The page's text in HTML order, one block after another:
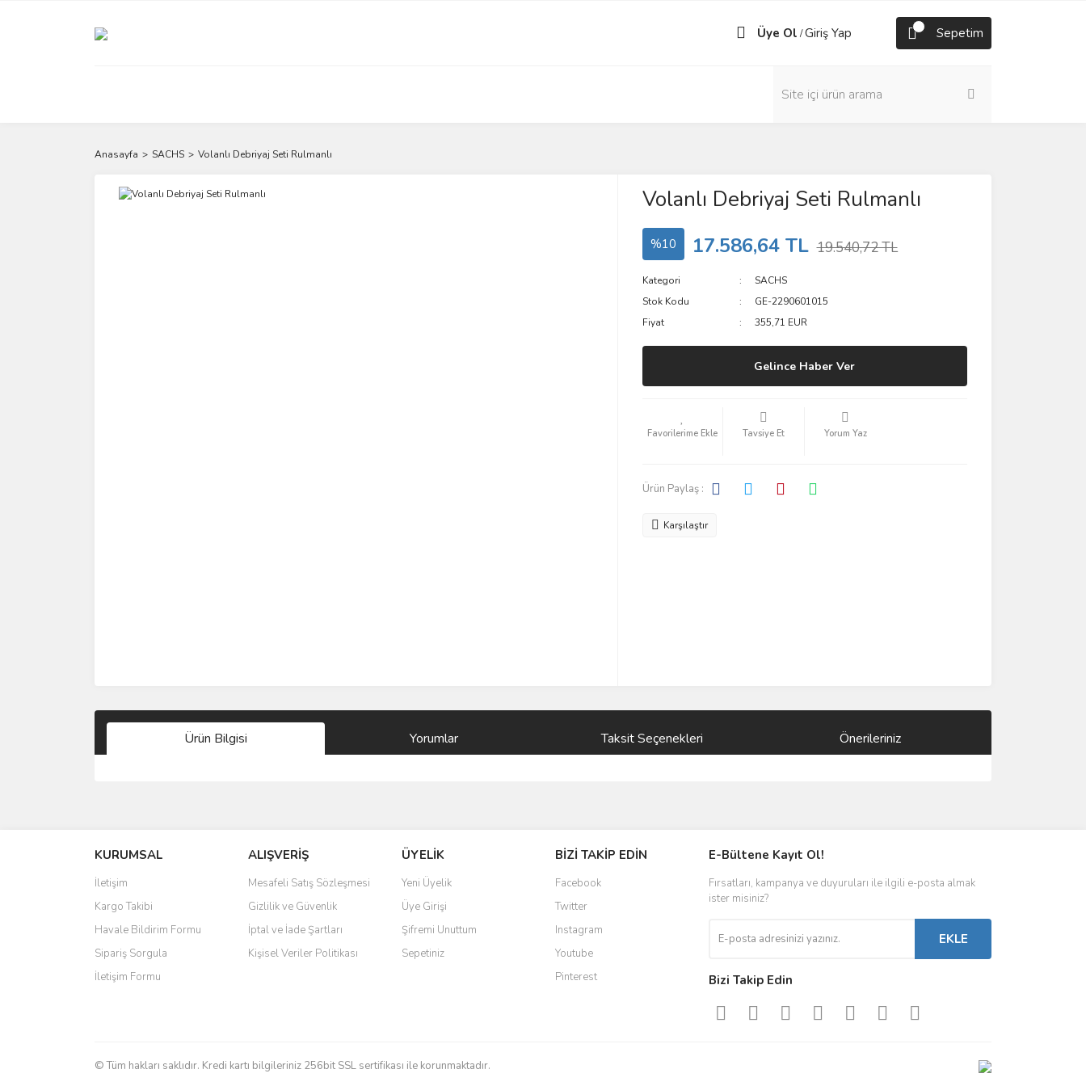
Üye Ol /Giriş Yap Sepetim
Anasayfa SACHS Volanlı Debriyaj Seti Rulmanlı
Volanlı Debriyaj Seti Rulmanlı
%10 17.586,64 TL 19.540,72 TL
Kategori
SACHS
Stok Kodu
GE-2290601015
Fiyat
355,71 EUR
Gelince Haber Ver
Tavsiye Et Yorum Yaz
Ürün Paylaş :
Karşılaştır
Ürün Bilgisi Yorumlar Taksit Seçenekleri Önerileriniz
Ürün resmi kalitesiz, bozuk veya görüntülenemiyor.
Ürün açıklamasında eksik bilgiler bulunuyor.
Ürün bilgilerinde hatalar bulunuyor.
Ürün fiyatı diğer sitelerden daha pahalı.
Bu ürüne benzer farklı alternatifler olmalı.
KURUMSAL
İletişim
Kargo Takibi
Havale Bildirim Formu
Sipariş Sorgula
İletişim Formu
ALIŞVERİŞ
Mesafeli Satış Sözleşmesi
Gizlilik ve Güvenlik
İptal ve İade Şartları
Kişisel Veriler Politikası
ÜYELİK
Yeni Üyelik
Üye Girişi
Şifremi Unuttum
Sepetiniz
BİZİ TAKİP EDİN
Facebook
Twitter
Instagram
Youtube
Pinterest
E-Bültene Kayıt Ol!
Fırsatları, kampanya ve duyuruları ile ilgili e-posta almak
ister misiniz?
EKLE
Bizi Takip Edin
© Tüm hakları saklıdır. Kredi kartı bilgileriniz 256bit SSL sertifikası ile korunmaktadır.